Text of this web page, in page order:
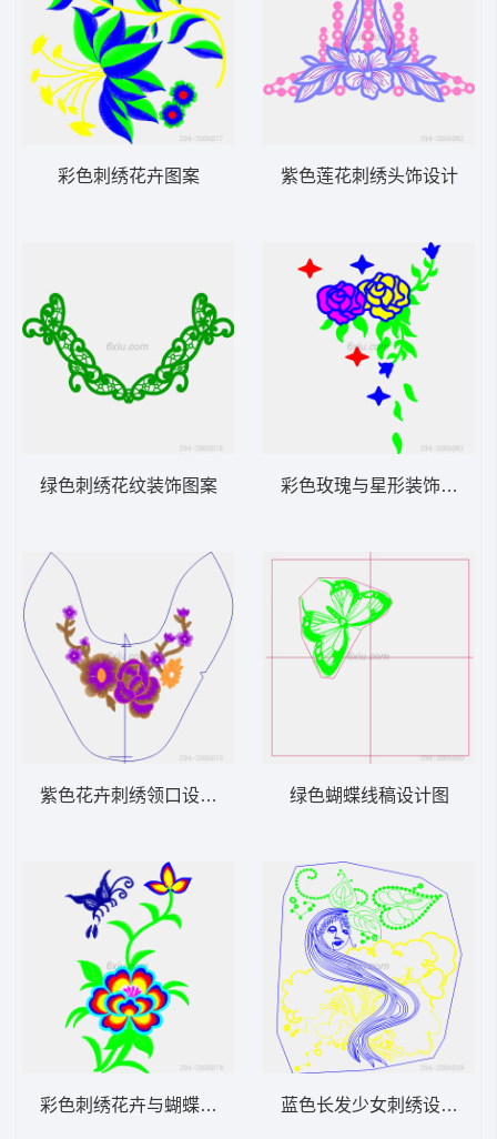
彩色刺绣花卉图案
绿色刺绣花纹装饰图案
紫色花卉刺绣领口设计图
彩色刺绣花卉与蝴蝶图案
紫色莲花刺绣头饰设计
彩色玫瑰与星形装饰图案
绿色蝴蝶线稿设计图
蓝色长发少女刺绣设计图